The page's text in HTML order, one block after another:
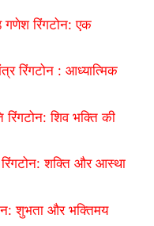
रिंगटोन: एक
रिंगटोन : आध्यात्मिक
शिव भक्ति की
शक्ति और आस्था
शुभता और भक्तिमय